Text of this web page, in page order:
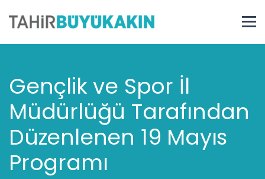
Gençlik ve Spor İl
Müdürlüğü Tarafından
Düzenlenen 19 Mayıs
Programı